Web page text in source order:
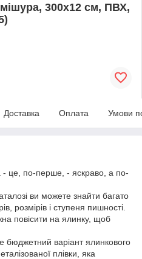
300x12 см, ПВХ,
Доставка Оплата Умови
- це, по-перше, - яскраво, а по-
ви можете знайти багато
розмірів і ступеня пишності.
повісити на ялинку, щоб
бюджетний варіант ялинкового
плівки, яка